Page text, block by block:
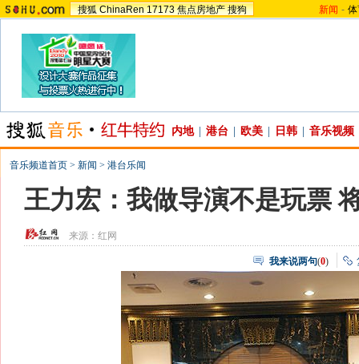
搜狐 ChinaRen 17173 焦点房地产 搜狗 新闻 -
内地 港台 欧美 日韩 音乐视频
音乐频道首页 > 新闻 > 港台乐闻
王力宏：我做导演不是玩票
来源：红网
我来说两句(0)